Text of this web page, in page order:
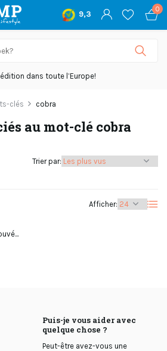
9,3
0
dans toute l’Europe!
clés cobra
au mot-clé cobra
Afficher:
Trier par:
Puis-je vous aider avec
quelque chose ?
Peut-être avez-vous une